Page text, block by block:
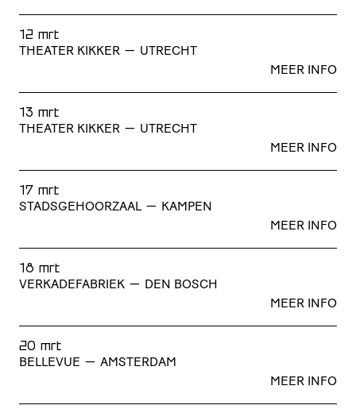
12 mrt
THEATER KIKKER — UTRECHT
MEER INFO
13 mrt
THEATER KIKKER — UTRECHT
MEER INFO
17 mrt
STADSGEHOORZAAL — KAMPEN
MEER INFO
18 mrt
VERKADEFABRIEK — DEN BOSCH
MEER INFO
20 mrt
BELLEVUE — AMSTERDAM
MEER INFO